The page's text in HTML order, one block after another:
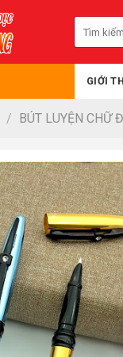
kiếm:
GIỚI
/ BÚT LUYỆN CHỮ